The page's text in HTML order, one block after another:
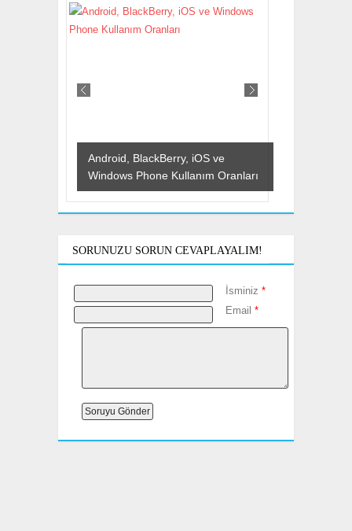
Android, BlackBerry, iOS ve
Windows Phone Kullanım Oranları
SORUNUZU SORUN CEVAPLAYALIM!
İsminiz *
Email *